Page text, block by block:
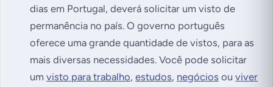
dias em Portugal, deverá solicitar um visto de
permanência no país. O governo português
oferece uma grande quantidade de vistos, para as
mais diversas necessidades. Você pode solicitar
um visto para trabalho, estudos, negócios ou viver